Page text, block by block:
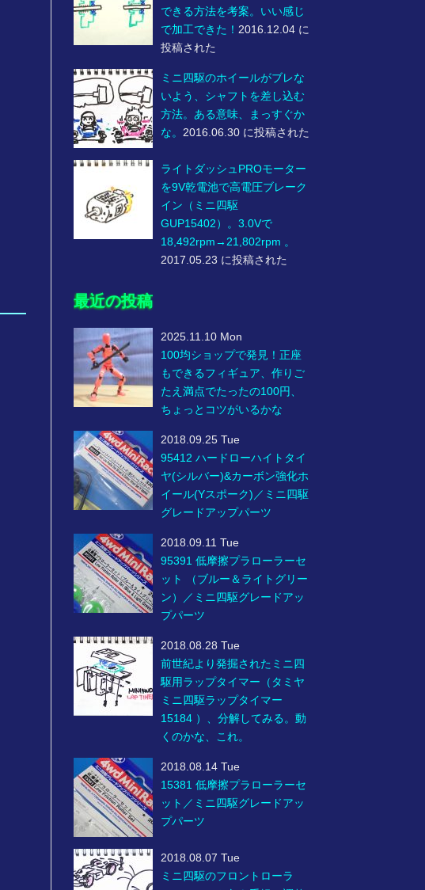
できる方法を考案。いい感じ
で加工できた！ 2016.12.04 に
投稿された
ミニ四駆のホイールがブレな
いよう、シャフトを差し込む
方法。ある意味、まっすぐか
な。 2016.06.30 に投稿された
ライトダッシュPROモーター
を9V乾電池で高電圧ブレーク
イン（ミニ四駆
GUP15402）。3.0Vで
18,492rpm→21,802rpm 。
2017.05.23 に投稿された
最近の投稿
2025.11.10 Mon
100均ショップで発見！正座
もできるフィギュア、作りご
たえ満点でたったの100円、
ちょっとコツがいるかな
2018.09.25 Tue
95412 ハードローハイトタイ
ヤ(シルバー)&カーボン強化ホ
イール(Yスポーク)／ミニ四駆
グレードアップパーツ
2018.09.11 Tue
95391 低摩擦プラローラーセ
ット （ブルー＆ライトグリー
ン）／ミニ四駆グレードアッ
プパーツ
2018.08.28 Tue
前世紀より発掘されたミニ四
駆用ラップタイマー（タミヤ
ミニ四駆ラップタイマー
15184 ）、分解してみる。動
くのかな、これ。
2018.08.14 Tue
15381 低摩擦プラローラーセ
ット／ミニ四駆グレードアッ
プパーツ
2018.08.07 Tue
ミニ四駆のフロントローラ